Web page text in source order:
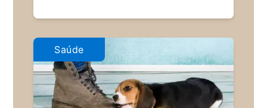
Saúde